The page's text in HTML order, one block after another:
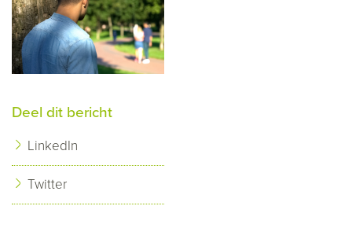
Deel dit bericht
LinkedIn
Twitter